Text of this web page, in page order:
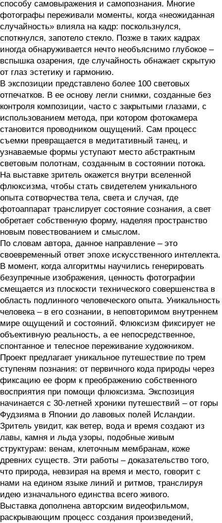
способу самовыражения и самопознания. Многие
фотографы переживали моменты, когда «неожиданная
случайность» влияла на кадр: поскользнулся,
споткнулся, запотело стекло. Позже в таких кадрах
иногда обнаруживается нечто необъяснимо глубокое –
вспышка озарения, где случайность обнажает скрытую
от глаз эстетику и гармонию.
В экспозиции представлено более 100 световых
отпечатков. В ее основу легли снимки, созданные без
контроля композиции, часто с закрытыми глазами, с
использованием метода, при котором фотокамера
становится проводником ощущений. Сам процесс
съемки превращается в медитативный танец, и
узнаваемые формы уступают место абстрактным
световым полотнам, созданным в состоянии потока.
На выставке зритель окажется внутри вселенной
флюксизма, чтобы стать свидетелем уникального
опыта сотворчества тела, света и случая, где
фотоаппарат транслирует состояние сознания, а свет
обретает собственную форму, наделяя пространство
новым повествованием и смыслом.
По словам автора, данное направление – это
своевременный ответ эпохе искусственного интеллекта.
В момент, когда алгоритмы научились генерировать
безупречные изображения, ценность фотографии
смещается из плоскости технического совершенства в
область подлинного человеческого опыта. Уникальность
человека – в его сознании, в неповторимом внутреннем
мире ощущений и состояний. Флюксизм фиксирует не
объективную реальность, а ее непосредственное,
спонтанное и телесное переживание художником.
Проект предлагает уникальное путешествие по трем
ступеням познания: от первичного кода природы через
фиксацию ее форм к преображению собственного
восприятия при помощи флюксизма. Экспозиция
начинается с 30-летней хроники путешествий – от горы
Фудзияма в Японии до лавовых полей Исландии.
Зритель увидит, как ветер, вода и время создают из
лавы, камня и льда узоры, подобные живым
структурам: венам, клеточным мембранам, коже
древних существ. Эти работы – доказательство того,
что природа, невзирая на время и место, говорит с
нами на едином языке линий и ритмов, транслируя
идею изначального единства всего живого.
Выставка дополнена авторским видеофильмом,
раскрывающим процесс создания произведений,